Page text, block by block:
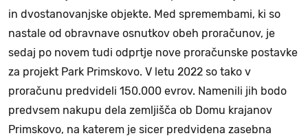
in dvostanovanjske objekte. Med spremembami, ki so
nastale od obravnave osnutkov obeh proračunov, je
sedaj po novem tudi odprtje nove proračunske postavke
za projekt Park Primskovo. V letu 2022 so tako v
proračunu predvideli 150.000 evrov. Namenili jih bodo
predvsem nakupu dela zemljišča ob Domu krajanov
Primskovo, na katerem je sicer predvidena zasebna